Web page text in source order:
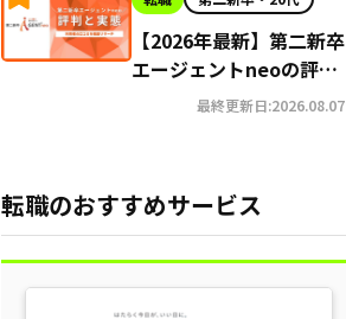
【2026年最新】第二新卒
エージェントneoの評判
はやばい？Google口コ
最終更新日:2026.08.07
転職のおすすめサービス